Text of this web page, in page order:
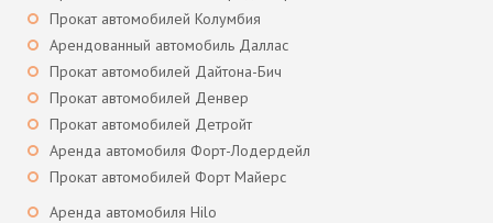
Прокат автомобилей Колумбия
Арендованный автомобиль Даллас
Прокат автомобилей Дайтона-Бич
Прокат автомобилей Денвер
Прокат автомобилей Детройт
Аренда автомобиля Форт-Лодердейл
Прокат автомобилей Форт Майерс
Аренда автомобиля Hilo